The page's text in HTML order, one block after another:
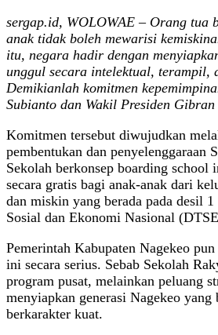
sergap.id, WOLOWAE – Orang tua
anak tidak boleh mewarisi
itu, negara hadir dengan
unggul secara intelektual, terampil,
Demikianlah komitmen
Subianto dan Wakil Presiden
Komitmen tersebut diwujudkan
pembentukan dan penyelenggaraan
Sekolah berkonsep boarding school
secara gratis bagi anak-anak dari
dan miskin yang berada pada desil
Sosial dan Ekonomi Nasional
Pemerintah Kabupaten Nagekeo
ini secara serius. Sebab Sekolah
program pusat, melainkan peluang
menyiapkan generasi Nagekeo yang
berkarakter kuat.